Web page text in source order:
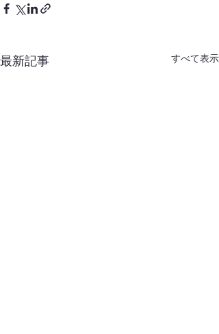
最新記事 すべて表示